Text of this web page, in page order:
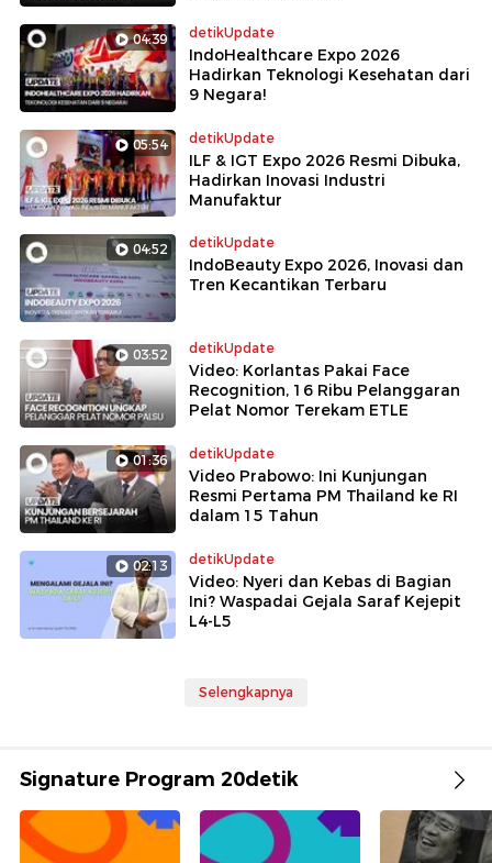
04:39 detikUpdate
IndoHealthcare Expo 2026
Hadirkan Teknologi Kesehatan dari
9 Negara!
05:54 detikUpdate
ILF & IGT Expo 2026 Resmi Dibuka,
Hadirkan Inovasi Industri
Manufaktur
04:52 detikUpdate
IndoBeauty Expo 2026, Inovasi dan
Tren Kecantikan Terbaru
03:52 detikUpdate
Video: Korlantas Pakai Face
Recognition, 16 Ribu Pelanggaran
Pelat Nomor Terekam ETLE
01:36 detikUpdate
Video Prabowo: Ini Kunjungan
Resmi Pertama PM Thailand ke RI
dalam 15 Tahun
02:13 detikUpdate
Video: Nyeri dan Kebas di Bagian
Ini? Waspadai Gejala Saraf Kejepit
L4-L5
Selengkapnya
Signature Program 20detik